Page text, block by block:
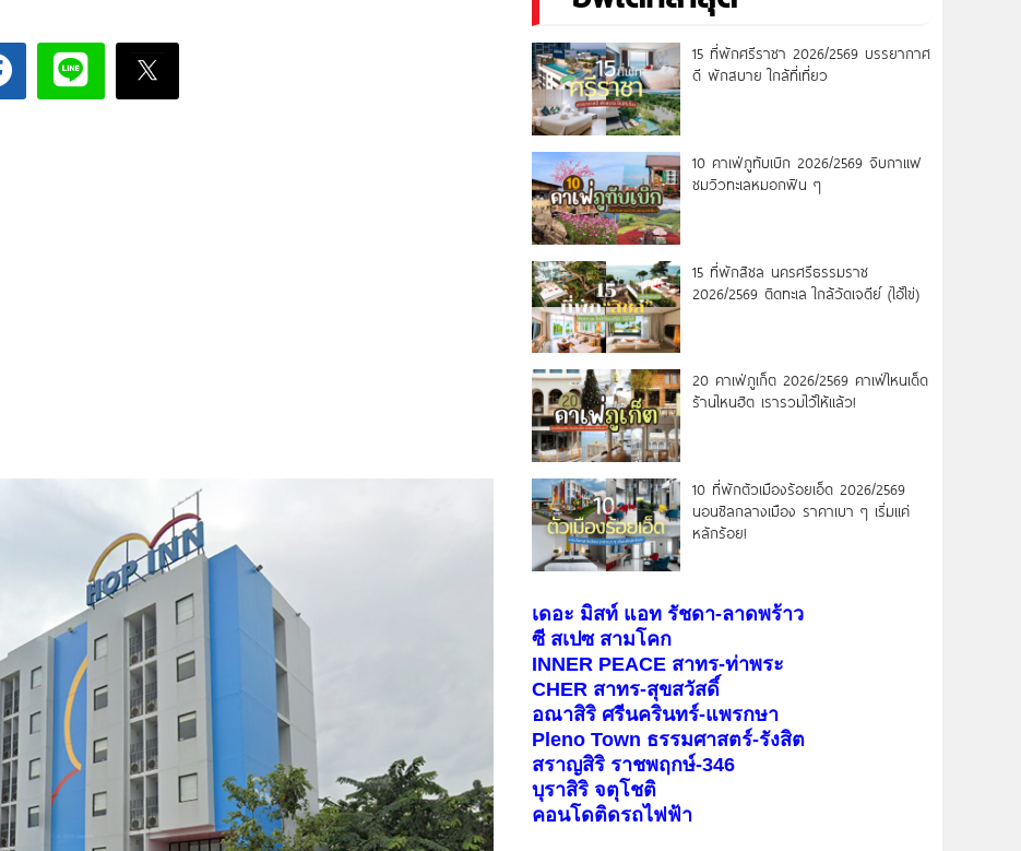
15 ที่พักศรีราชา 2026/2569 บรรยากาศ
ดี พักสบาย ใกล้ที่เที่ยว
10 คาเฟ่ภูทับเบิก 2026/2569 จิบกาแฟ
ชมวิวทะเลหมอกฟิน ๆ
15 ที่พักสิชล นครศรีธรรมราช
2026/2569 ติดทะเล ใกล้วัดเจดีย์ (ไอ้ไข่)
20 คาเฟ่ภูเก็ต 2026/2569 คาเฟ่ไหนเด็ด
ร้านไหนฮิต เรารวมไว้ให้แล้ว!
10 ที่พักตัวเมืองร้อยเอ็ด 2026/2569
นอนชิลกลางเมือง ราคาเบา ๆ เริ่มแค่
หลักร้อย!
เดอะ มิสท์ แอท รัชดา-ลาดพร้าว
ซี สเปซ สามโคก
INNER PEACE สาทร-ท่าพระ
CHER สาทร-สุขสวัสดิ์
อณาสิริ ศรีนครินทร์-แพรกษา
Pleno Town ธรรมศาสตร์-รังสิต
สราญสิริ ราชพฤกษ์-346
บุราสิริ จตุโชติ
คอนโดติดรถไฟฟ้า